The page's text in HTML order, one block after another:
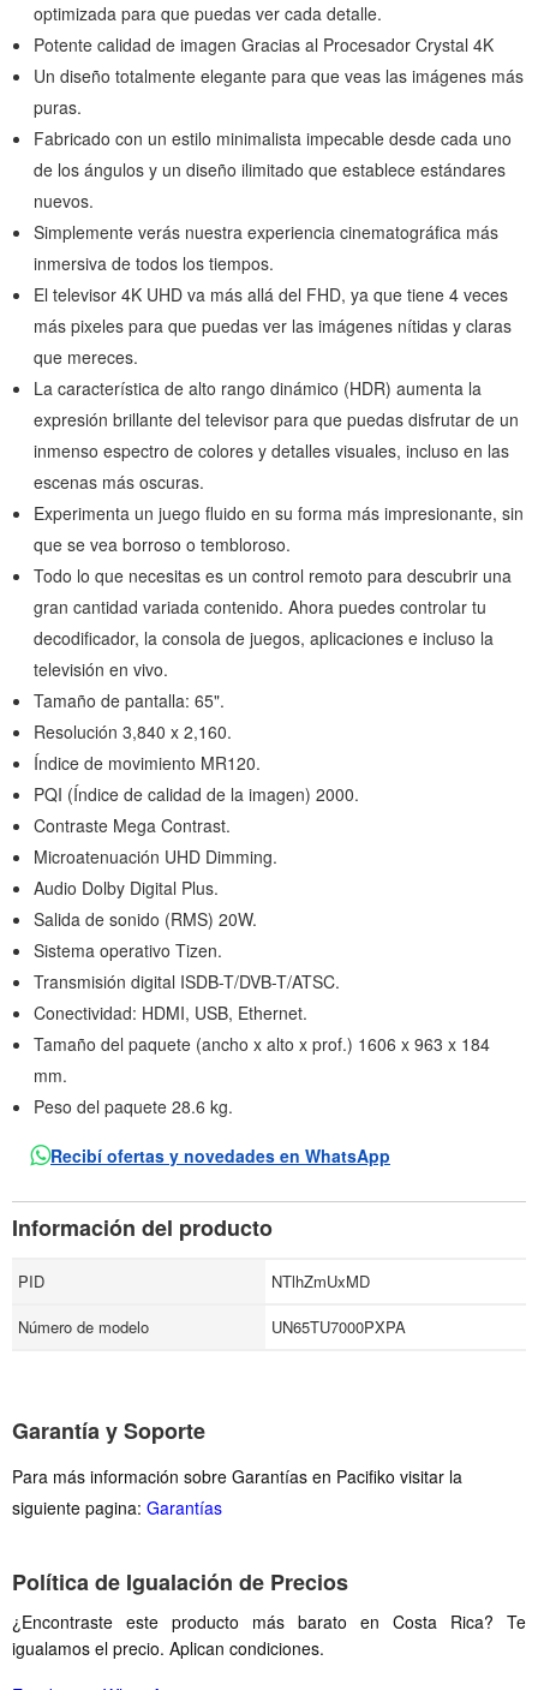
optimizada para que puedas ver cada detalle.
Potente calidad de imagen Gracias al Procesador Crystal 4K
Un diseño totalmente elegante para que veas las imágenes más
puras.
Fabricado con un estilo minimalista impecable desde cada uno
de los ángulos y un diseño ilimitado que establece estándares
nuevos.
Simplemente verás nuestra experiencia cinematográfica más
inmersiva de todos los tiempos.
El televisor 4K UHD va más allá del FHD, ya que tiene 4 veces
más pixeles para que puedas ver las imágenes nítidas y claras
que mereces.
La característica de alto rango dinámico (HDR) aumenta la
expresión brillante del televisor para que puedas disfrutar de un
inmenso espectro de colores y detalles visuales, incluso en las
escenas más oscuras.
Experimenta un juego fluido en su forma más impresionante, sin
que se vea borroso o tembloroso.
Todo lo que necesitas es un control remoto para descubrir una
gran cantidad variada contenido. Ahora puedes controlar tu
decodificador, la consola de juegos, aplicaciones e incluso la
televisión en vivo.
Tamaño de pantalla: 65".
Resolución 3,840 x 2,160.
Índice de movimiento MR120.
PQI (Índice de calidad de la imagen) 2000.
Contraste Mega Contrast.
Microatenuación UHD Dimming.
Audio Dolby Digital Plus.
Salida de sonido (RMS) 20W.
Sistema operativo Tizen.
Transmisión digital ISDB-T/DVB-T/ATSC.
Conectividad: HDMI, USB, Ethernet.
Tamaño del paquete (ancho x alto x prof.) 1606 x 963 x 184
mm.
Peso del paquete 28.6 kg.
Recibí ofertas y novedades en WhatsApp
Información del producto
PID
NTlhZmUxMD
Número de modelo
UN65TU7000PXPA
Garantía y Soporte
Para más información sobre Garantías en Pacifiko visitar la
siguiente pagina: Garantías
Política de Igualación de Precios
¿Encontraste este producto más barato en Costa Rica? Te
igualamos el precio. Aplican condiciones.